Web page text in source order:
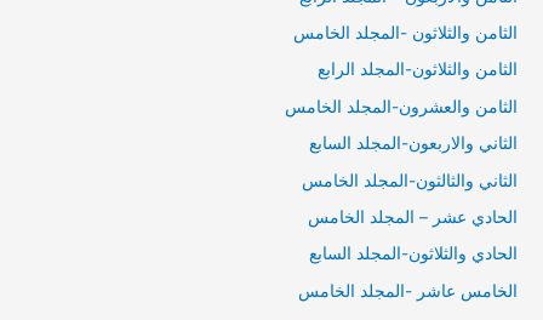
الثامن والثلاثون -المجلد الخامس
الثامن والثلاثون-المجلد الرابع
الثامن والعشرون-المجلد الخامس
الثاني والاربعون-المجلد السابع
الثاني والثالثون-المجلد الخامس
الحادي عشر – المجلد الخامس
الحادي والثلاثون-المجلد السابع
الخامس عاشر -المجلد الخامس